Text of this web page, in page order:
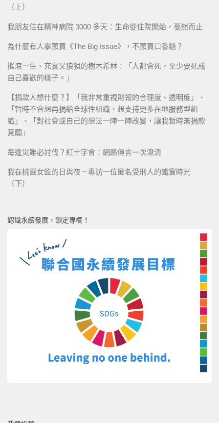
（上）
我朋友住在精神病院 3000 多天：生命從住院開始，戞然而止
為什麼有人寧願買《The Big Issue》，不願買口香糖？
搖滾一生、充實又狼狽的樹木希林：「人都會死，至少要死成
自己喜歡的樣子。」
【捐款人想什麼？】「我非常重視財報的合理度、透明度」、
「暫時不會想再捐給全球性組織，想支持更多在地服務型組
織」、「對社會或自己的想法一陣一陣改變，讓我暫時無捐款
意願」
每逢災難必討伐？紅十字會：網路傳言一次澄清
我在桃園女監的日與夜－專訪一位匿名受刑人的鐵窗時光
（下）
認識永續發展，鎖定專欄！